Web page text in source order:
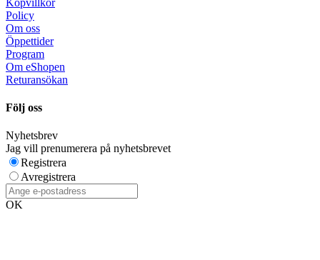
Policy
Om oss
Öppettider
Program
Om eShopen
Returansökan
Följ oss
Nyhetsbrev
Jag vill prenumerera på nyhetsbrevet
Registrera
Avregistrera
OK